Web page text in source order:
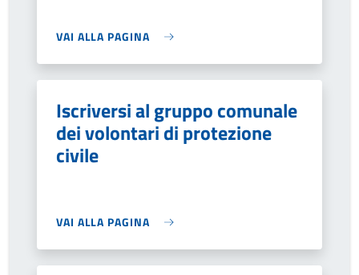
VAI ALLA PAGINA
Iscriversi al gruppo comunale
dei volontari di protezione
civile
VAI ALLA PAGINA